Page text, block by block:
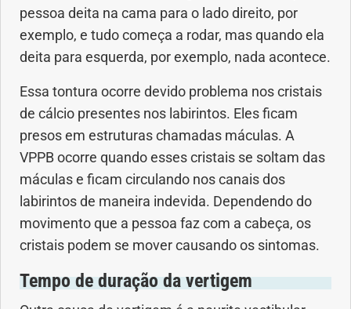
Problemas Neurológicos
Saúde da criança e adolescente
Saúde do homem
Saúde do idoso
Saúde do nariz
Saúde dos Dentes
pessoa deita na cama para o lado direito, por
exemplo, e tudo começa a rodar, mas quando ela
deita para esquerda, por exemplo, nada acontece.
Essa tontura ocorre devido problema nos cristais
de cálcio presentes nos labirintos. Eles ficam
presos em estruturas chamadas máculas. A
VPPB ocorre quando esses cristais se soltam das
máculas e ficam circulando nos canais dos
labirintos de maneira indevida. Dependendo do
movimento que a pessoa faz com a cabeça, os
cristais podem se mover causando os sintomas.
Tempo de duração da vertigem